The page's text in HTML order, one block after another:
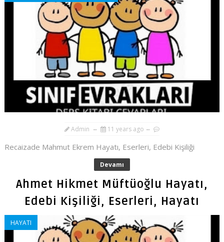
Admin 11 years ago
Recaizade Mahmut Ekrem Hayatı, Eserleri, Edebi Kişiliği
Devamı
Ahmet Hikmet Müftüoğlu Hayatı,
Edebi Kişiliği, Eserleri, Hayatı
HAYATI